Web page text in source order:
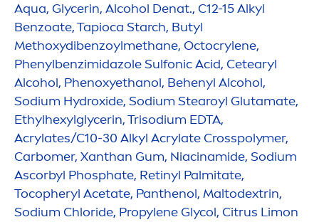
Aqua, Glycerin, Alcohol Denat., C12-15 Alkyl
Benzoate, Tapioca Starch, Butyl
Methoxydibenzoylmethane, Octocrylene,
Phenylbenzimidazole Sulfonic Acid, Cetearyl
Alcohol, Phenoxyethanol, Behenyl Alcohol,
Sodium Hydroxide, Sodium Stearoyl Glutamate,
Ethylhexylglycerin, Trisodium EDTA,
Acrylates/C10-30 Alkyl Acrylate Crosspolymer,
Carbomer, Xanthan Gum, Niacinamide, Sodium
Ascorbyl Phosphate, Retinyl Palmitate,
Tocopheryl Acetate, Panthenol, Maltodextrin,
Sodium Chloride, Propylene Glycol, Citrus Limon